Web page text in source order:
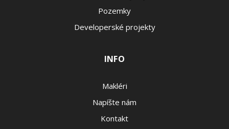
Pozemky
Developerské projekty
INFO
Makléri
Napíšte nám
Kontakt